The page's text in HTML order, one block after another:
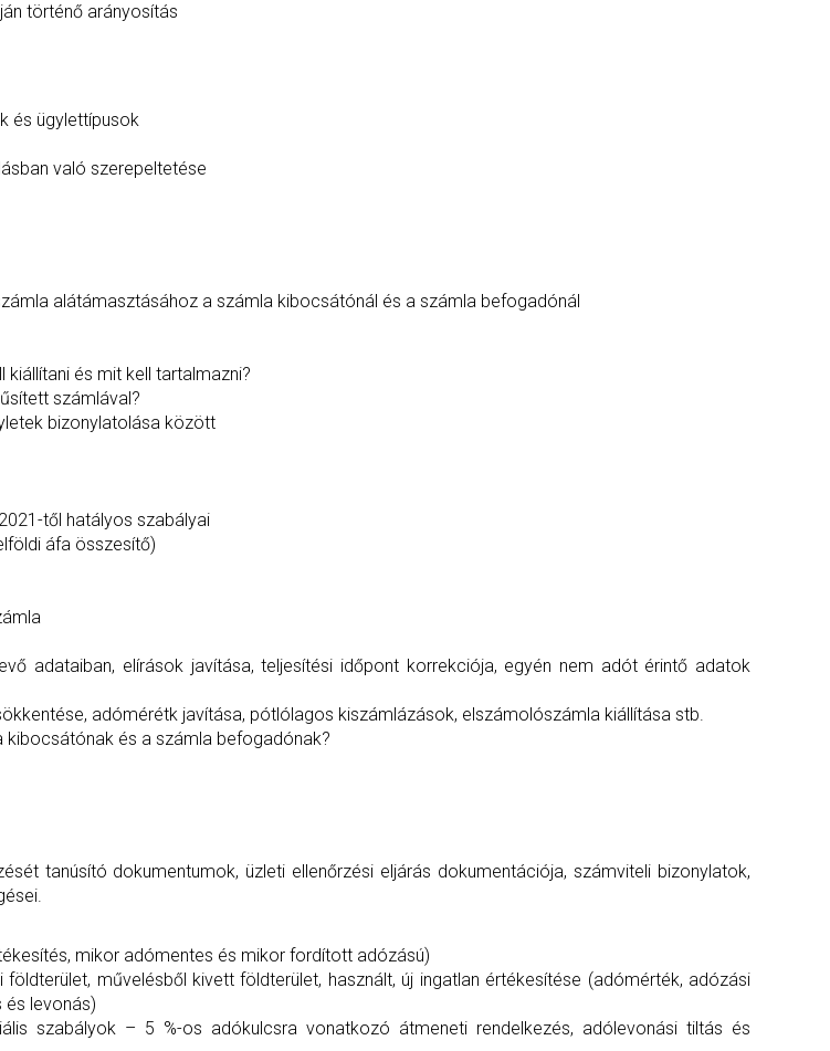
történő arányosítás
és ügylettípusok
való szerepeltetése
alátámasztásához a számla kibocsátónál és a számla befogadónál
és mit kell tartalmazni?
számlával?
bizonylatolása között
től hatályos szabályai
áfa összesítő)
adataiban, elírások javítása, teljesítési időpont korrekciója, egyén nem adót érintő adatok
adómérétk javítása, pótlólagos kiszámlázások, elszámolószámla kiállítása stb.
és a számla befogadónak?
tanúsító dokumentumok, üzleti ellenőrzési eljárás dokumentációja, számviteli bizonylatok,
mikor adómentes és mikor fordított adózású)
művelésből kivett földterület, használt, új ingatlan értékesítése (adómérték, adózási
levonás)
szabályok – 5 %-os adókulcsra vonatkozó átmeneti rendelkezés, adólevonási tiltás és